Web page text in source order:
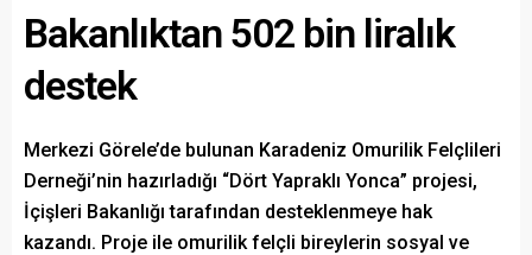
Bakanlıktan 502 bin liralık
destek
Merkezi Görele’de bulunan Karadeniz Omurilik Felçlileri
Derneği’nin hazırladığı “Dört Yapraklı Yonca” projesi,
İçişleri Bakanlığı tarafından desteklenmeye hak
kazandı. Proje ile omurilik felçli bireylerin sosyal ve